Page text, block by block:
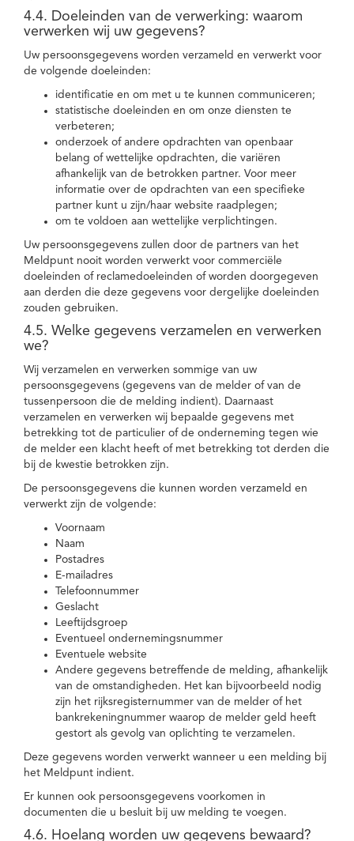
4.4. Doeleinden van de verwerking: waarom
verwerken wij uw gegevens?
Uw persoonsgegevens worden verzameld en verwerkt voor
de volgende doeleinden:
identificatie en om met u te kunnen communiceren;
statistische doeleinden en om onze diensten te
verbeteren;
onderzoek of andere opdrachten van openbaar
belang of wettelijke opdrachten, die variëren
afhankelijk van de betrokken partner. Voor meer
informatie over de opdrachten van een specifieke
partner kunt u zijn/haar website raadplegen;
om te voldoen aan wettelijke verplichtingen.
Uw persoonsgegevens zullen door de partners van het
Meldpunt nooit worden verwerkt voor commerciële
doeleinden of reclamedoeleinden of worden doorgegeven
aan derden die deze gegevens voor dergelijke doeleinden
zouden gebruiken.
4.5. Welke gegevens verzamelen en verwerken
we?
Wij verzamelen en verwerken sommige van uw
persoonsgegevens (gegevens van de melder of van de
tussenpersoon die de melding indient). Daarnaast
verzamelen en verwerken wij bepaalde gegevens met
betrekking tot de particulier of de onderneming tegen wie
de melder een klacht heeft of met betrekking tot derden die
bij de kwestie betrokken zijn.
De persoonsgegevens die kunnen worden verzameld en
verwerkt zijn de volgende:
Voornaam
Naam
Postadres
E-mailadres
Telefoonnummer
Geslacht
Leeftijdsgroep
Eventueel ondernemingsnummer
Eventuele website
Andere gegevens betreffende de melding, afhankelijk
van de omstandigheden. Het kan bijvoorbeeld nodig
zijn het rijksregisternummer van de melder of het
bankrekeningnummer waarop de melder geld heeft
gestort als gevolg van oplichting te verzamelen.
Deze gegevens worden verwerkt wanneer u een melding bij
het Meldpunt indient.
Er kunnen ook persoonsgegevens voorkomen in
documenten die u besluit bij uw melding te voegen.
4.6. Hoelang worden uw gegevens bewaard?